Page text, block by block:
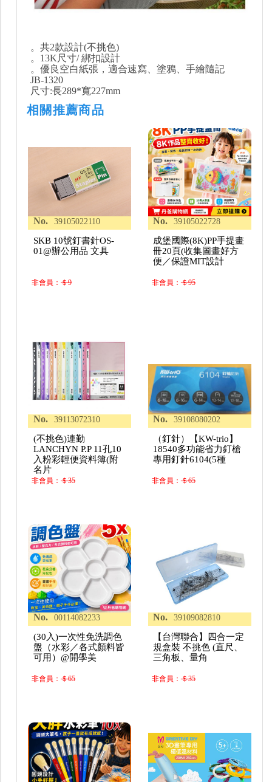
。共2款設計(不挑色)
。13K尺寸/ 綁扣設計
。優良空白紙張，適合速寫、塗鴉、手繪隨記
JB-1320
尺寸:長289*寬227mm
相關推薦商品
No. 39105022110
SKB 10號釘書針OS-
01@辦公用品 文具
非會員：＄9
No. 39105022728
成堡國際(8K)PP手提畫
冊20頁(收集圖畫好方
便／保證MIT設計
非會員：＄95
No. 39113072310
(不挑色)連勤
LANCHYN P.P 11孔10
入粉彩輕便資料簿(附
名片
非會員：＄35
No. 39108080202
（釘針）【KW-trio】
18540多功能省力釘槍
專用釘針6104(5種
非會員：＄65
No. 00114082233
(30入)一次性免洗調色
盤（水彩／各式顏料皆
可用）@開學美
非會員：＄65
No. 39109082810
【台灣聯合】四合一定
規盒裝 不挑色 (直尺、
三角板、量角
非會員：＄35